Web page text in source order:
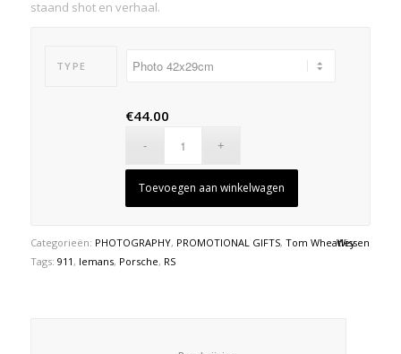
staand shot en verhaal.
TYPE
Wissen
€44.00
Toevoegen aan winkelwagen
Categorieën: PHOTOGRAPHY, PROMOTIONAL GIFTS, Tom Wheatley
Tags: 911, lemans, Porsche, RS